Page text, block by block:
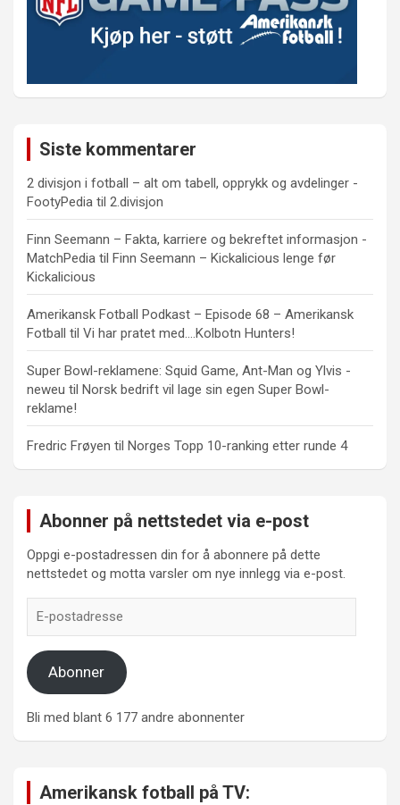
Siste kommentarer
2 divisjon i fotball – alt om tabell, opprykk og avdelinger -
FootyPedia til 2.divisjon
Finn Seemann – Fakta, karriere og bekreftet informasjon -
MatchPedia til Finn Seemann – Kickalicious lenge før
Kickalicious
Amerikansk Fotball Podkast – Episode 68 – Amerikansk
Fotball til Vi har pratet med….Kolbotn Hunters!
Super Bowl-reklamene: Squid Game, Ant-Man og Ylvis -
neweu til Norsk bedrift vil lage sin egen Super Bowl-
reklame!
Fredric Frøyen til Norges Topp 10-ranking etter runde 4
Abonner på nettstedet via e-post
Oppgi e-postadressen din for å abonnere på dette
nettstedet og motta varsler om nye innlegg via e-post.
postadresse
Abonner
Bli med blant 6 177 andre abonnenter
Amerikansk fotball på TV: